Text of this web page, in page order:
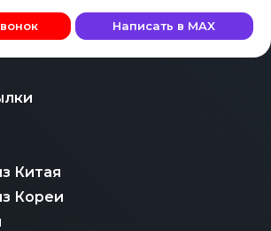
Китая
Кореи
Написать в MAX